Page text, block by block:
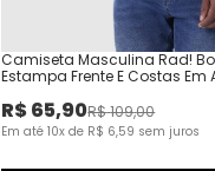
Camiseta Masculina Rad!
Estampa Frente E Costas
R$65,90R$109,00
Em até10x de R$ 6,59 sem juros